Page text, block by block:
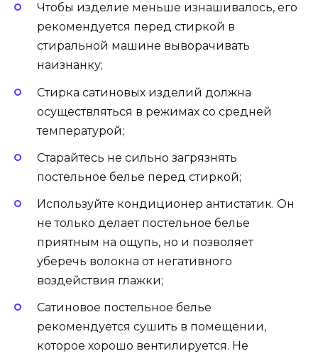
Чтобы изделие меньше изнашивалось, его
рекомендуется перед стиркой в
стиральной машине выворачивать
наизнанку;
Стирка сатиновых изделий должна
осуществляться в режимах со средней
температурой;
Старайтесь не сильно загрязнять
постельное белье перед стиркой;
Используйте кондиционер антистатик. Он
не только делает постельное белье
приятным на ощупь, но и позволяет
уберечь волокна от негативного
воздействия глажки;
Сатиновое постельное белье
рекомендуется сушить в помещении,
которое хорошо вентилируется. Не